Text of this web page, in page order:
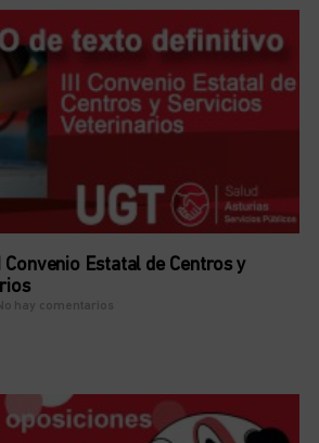
Estatal de Centros y
hay comentarios